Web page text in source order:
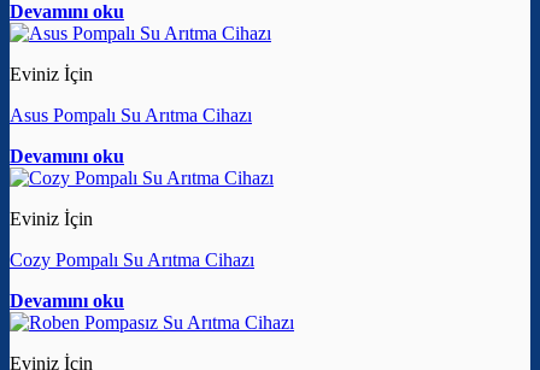
Devamını oku
Eviniz İçin
Asus Pompalı Su Arıtma Cihazı
Devamını oku
Eviniz İçin
Cozy Pompalı Su Arıtma Cihazı
Devamını oku
Eviniz İçin